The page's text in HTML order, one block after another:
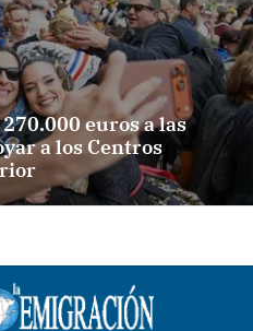
euros a las
a los Centros